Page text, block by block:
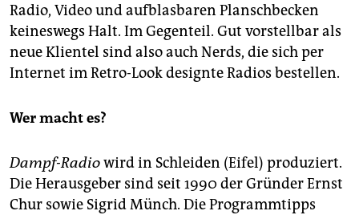
Radio, Video und aufblasbaren Planschbecken
keineswegs Halt. Im Gegenteil. Gut vorstellbar als
neue Klientel sind also auch Nerds, die sich per
Internet im Retro-Look designte Radios bestellen.
Wer macht es?
Dampf-Radiowird in Schleiden (Eifel) produziert.
Die Herausgeber sind seit 1990 der Gründer Ernst
Chur sowie Sigrid Münch. Die Programmtipps